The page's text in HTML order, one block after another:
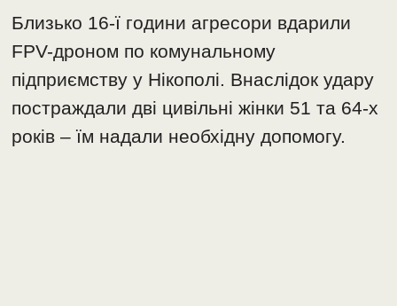
Близько 16-ї години агресори вдарили
FPV-дроном по комунальному
підприємству у Нікополі. Внаслідок удару
постраждали дві цивільні жінки 51 та 64-х
років – їм надали необхідну допомогу.